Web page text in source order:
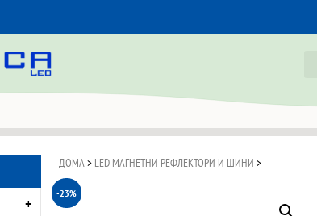
+
ДОМА > LED МАГНЕТНИ РЕФЛЕКТОРИ И ШИНИ >
-23%